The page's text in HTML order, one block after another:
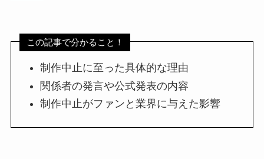
この記事で分かること！
制作中止に至った具体的な理由
関係者の発言や公式発表の内容
制作中止がファンと業界に与えた影響